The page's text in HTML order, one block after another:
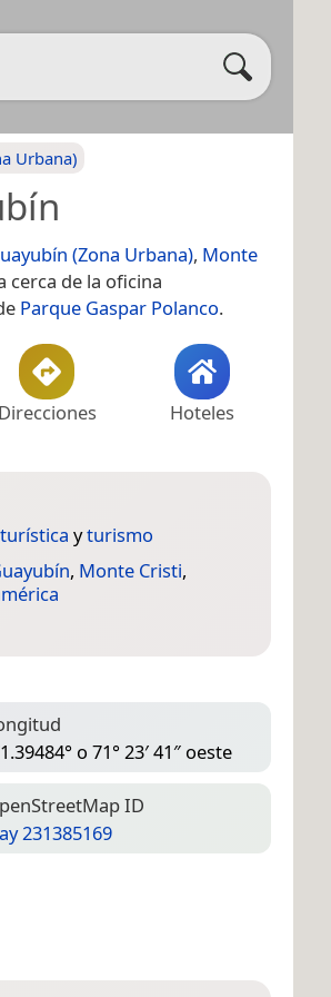
Urbana)
(Zona Urbana), Monte
cerca de la oficina
Parque Gaspar Polanco.
Direcciones Hoteles
yturismo
, Monte Cristi,
o 71° 23′ 41″ oeste
ID
231385169